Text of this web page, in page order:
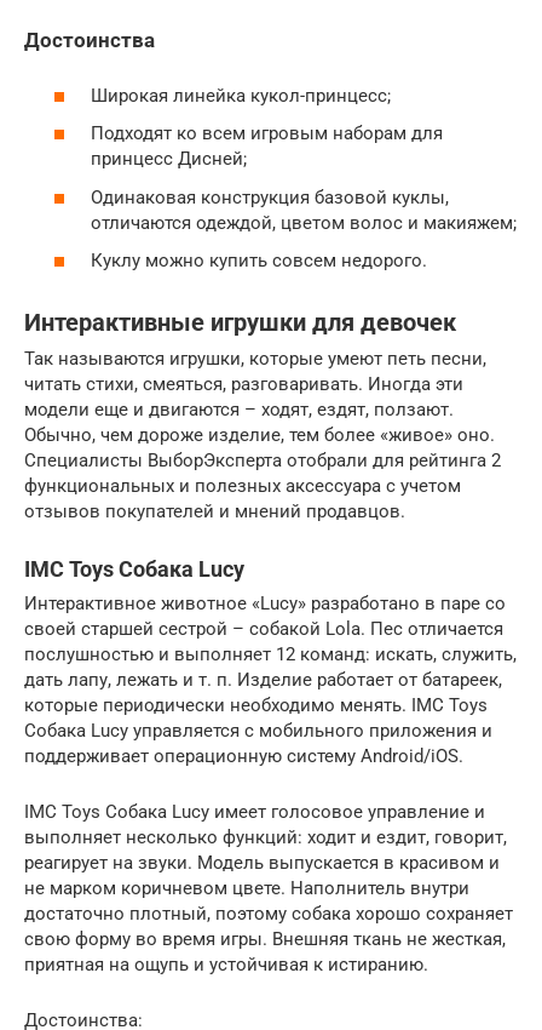
Достоинства
Широкая линейка кукол-принцесс;
Подходят ко всем игровым наборам для
принцесс Дисней;
Одинаковая конструкция базовой куклы,
отличаются одеждой, цветом волос и макияжем;
Куклу можно купить совсем недорого.
Интерактивные игрушки для девочек
Так называются игрушки, которые умеют петь песни,
читать стихи, смеяться, разговаривать. Иногда эти
модели еще и двигаются – ходят, ездят, ползают.
Обычно, чем дороже изделие, тем более «живое» оно.
Специалисты ВыборЭксперта отобрали для рейтинга 2
функциональных и полезных аксессуара с учетом
отзывов покупателей и мнений продавцов.
IMC Toys Собака Lucy
Интерактивное животное «Lucy» разработано в паре со
своей старшей сестрой – собакой Lola. Пес отличается
послушностью и выполняет 12 команд: искать, служить,
дать лапу, лежать и т. п. Изделие работает от батареек,
которые периодически необходимо менять. IMC Toys
Собака Lucy управляется с мобильного приложения и
поддерживает операционную систему Android/iOS.
IMC Toys Собака Lucy имеет голосовое управление и
выполняет несколько функций: ходит и ездит, говорит,
реагирует на звуки. Модель выпускается в красивом и
не марком коричневом цвете. Наполнитель внутри
достаточно плотный, поэтому собака хорошо сохраняет
свою форму во время игры. Внешняя ткань не жесткая,
приятная на ощупь и устойчивая к истиранию.
Достоинства: